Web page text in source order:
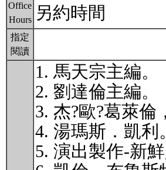
Office
Hours
另約時間
指定
閱讀
1. 馬天宗主編
2. 劉達倫主編
3. 杰?歐?葛萊
4. 湯瑪斯．凱利
5. 演出製作-新